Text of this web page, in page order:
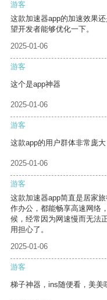
游客
这款加速器app的加速效果
望开发者能够优化一下。
2025-01-06
游客
这个是app神器
2025-01-06
游客
这款app的用户群体非常庞
2025-01-06
游客
这款加速器app简直是居家
作办公，都能畅享高速网络
候，经常因为网速慢而无法
用担心了。
2025-01-06
游客
梯子神器，ins随便看，美美